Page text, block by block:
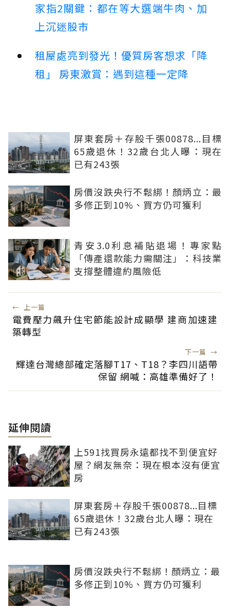
家指2關鍵：都在等大選端牛肉、加
上沉迷股市
租屋處亮到發光！優質房客想求「降
租」 房東激賞：遇到這種一定降
屏東套房＋存股千張00878...目標
65歲退休！32歲台北人曝：現在
已有243張
房價沒跌央行不鬆綁！顏炳立：最
多修正到10%、買方仍可獲利
青安3.0利息補貼退場！專家點
「傳產還款能力需關注」：科技業
支撐整體違約風險低
← 上一篇
電費壓力飆升住宅節能設計成顯學 建商加速建
築轉型
下一篇 →
輝達台灣總部確定落腳T17、T18？李四川語帶
保留 網喊：高雄準備好了！
延伸閱讀
上591找買房永遠都找不到便宜好
屋？網友無奈：現在根本沒有便宜
房
屏東套房＋存股千張00878...目標
65歲退休！32歲台北人曝：現在
已有243張
房價沒跌央行不鬆綁！顏炳立：最
多修正到10%、買方仍可獲利